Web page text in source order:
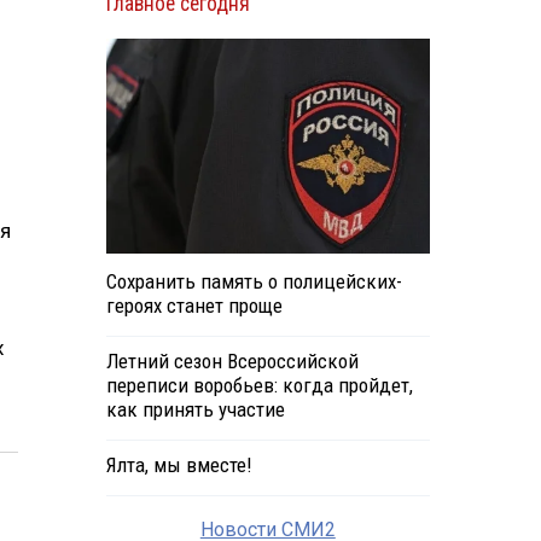
Сохранить память о полицейских-
героях станет проще
Летний сезон Всероссийской
переписи воробьев: когда пройдет,
как принять участие
Ялта, мы вместе!
Новости СМИ2